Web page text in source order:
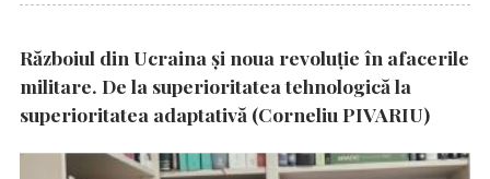
Războiul din Ucraina și noua revoluție în afacerile
militare. De la superioritatea tehnologică la
superioritatea adaptativă (Corneliu PIVARIU)